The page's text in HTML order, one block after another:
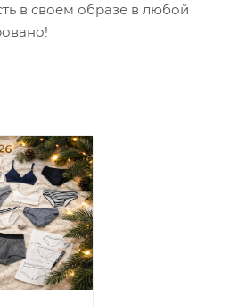
в своем образе в любой